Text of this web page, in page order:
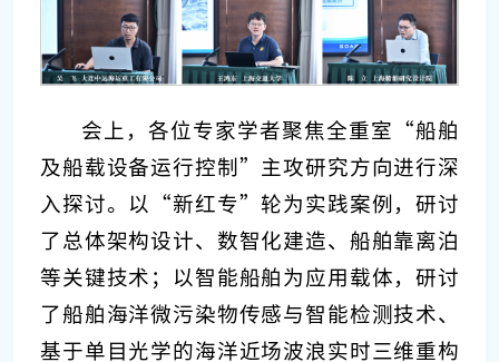
会上，各位专家学者聚焦全重室“船舶
及船载设备运行控制”主攻研究方向进行深
入探讨。以“新红专”轮为实践案例，研讨
了总体架构设计、数智化建造、船舶靠离泊
等关键技术；以智能船舶为应用载体，研讨
了船舶海洋微污染物传感与智能检测技术、
基于单目光学的海洋近场波浪实时三维重构